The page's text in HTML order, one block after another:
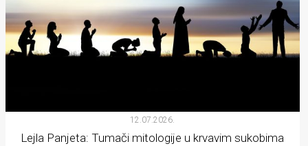
12.07.2026.
Lejla Panjeta: Tumači mitologije u krvavim sukobima